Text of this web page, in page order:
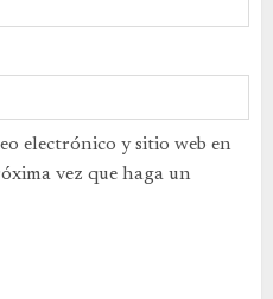
electrónico y sitio web en
vez que haga un